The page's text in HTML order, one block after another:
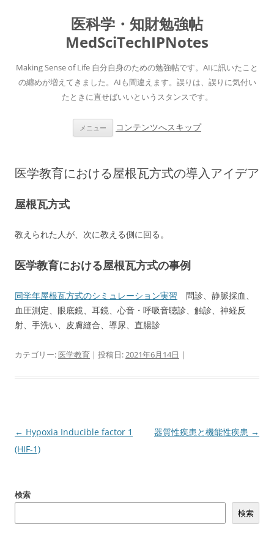
医科学・知財勉強帖
MedSciTechIPNotes
Making Sense of Life 自分自身のための勉強帖です。AIに訊いたこと
の纏めが増えてきました。AIも間違えます。誤りは、誤りに気付い
たときに直せばいいというスタンスです。
メニュー コンテンツへスキップ
医学教育における屋根瓦方式の導入アイデア
屋根瓦方式
教えられた人が、次に教える側に回る。
医学教育における屋根瓦方式の事例
同学年屋根瓦方式のシミュレーション実習 問診、静脈採血、
血圧測定、眼底鏡、耳鏡、心音・呼吸音聴診、触診、神経反
射、手洗い、皮膚縫合、導尿、直腸診
カテゴリー:医学教育 | 投稿日:2021年6月14日 |
投
稿
ゲ
← Hypoxia Inducible factor 1
(HIF-1)
器質性疾患と機能性疾患 →
検索
検索